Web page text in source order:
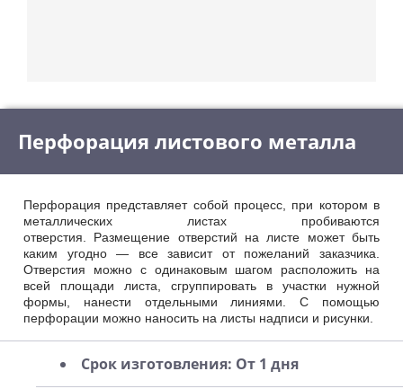
Перфорация листового металла
Перфорация представляет собой процесс, при котором в
металлических листах пробиваются
отверстия. Размещение отверстий на листе может быть
каким угодно — все зависит от пожеланий заказчика.
Отверстия можно с одинаковым шагом расположить на
всей площади листа, сгруппировать в участки нужной
формы, нанести отдельными линиями. С помощью
перфорации можно наносить на листы надписи и рисунки.
Срок изготовления: От 1 дня